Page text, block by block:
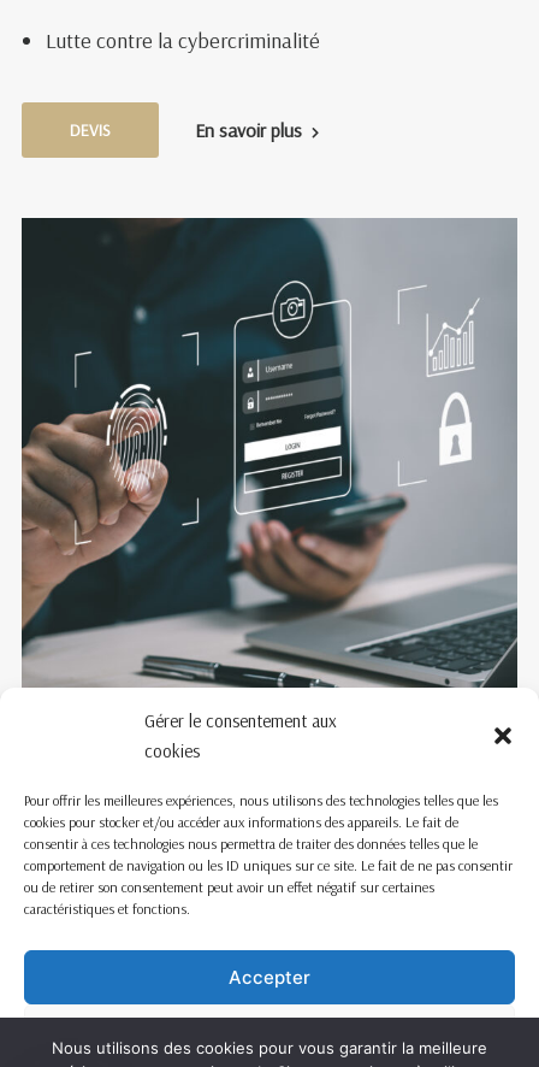
Gérer le consentement aux
cookies
Pour offrir les meilleures expériences, nous utilisons des technologies telles que les
cookies pour stocker et/ou accéder aux informations des appareils. Le fait de
consentir à ces technologies nous permettra de traiter des données telles que le
comportement de navigation ou les ID uniques sur ce site. Le fait de ne pas consentir
ou de retirer son consentement peut avoir un effet négatif sur certaines
caractéristiques et fonctions.
Accepter
Lutte contre la cybercriminalité
DEVIS En savoir plus
Nous travaillons sur la France entière
Mentions légales
Nous utilisons des cookies pour vous garantir la meilleure